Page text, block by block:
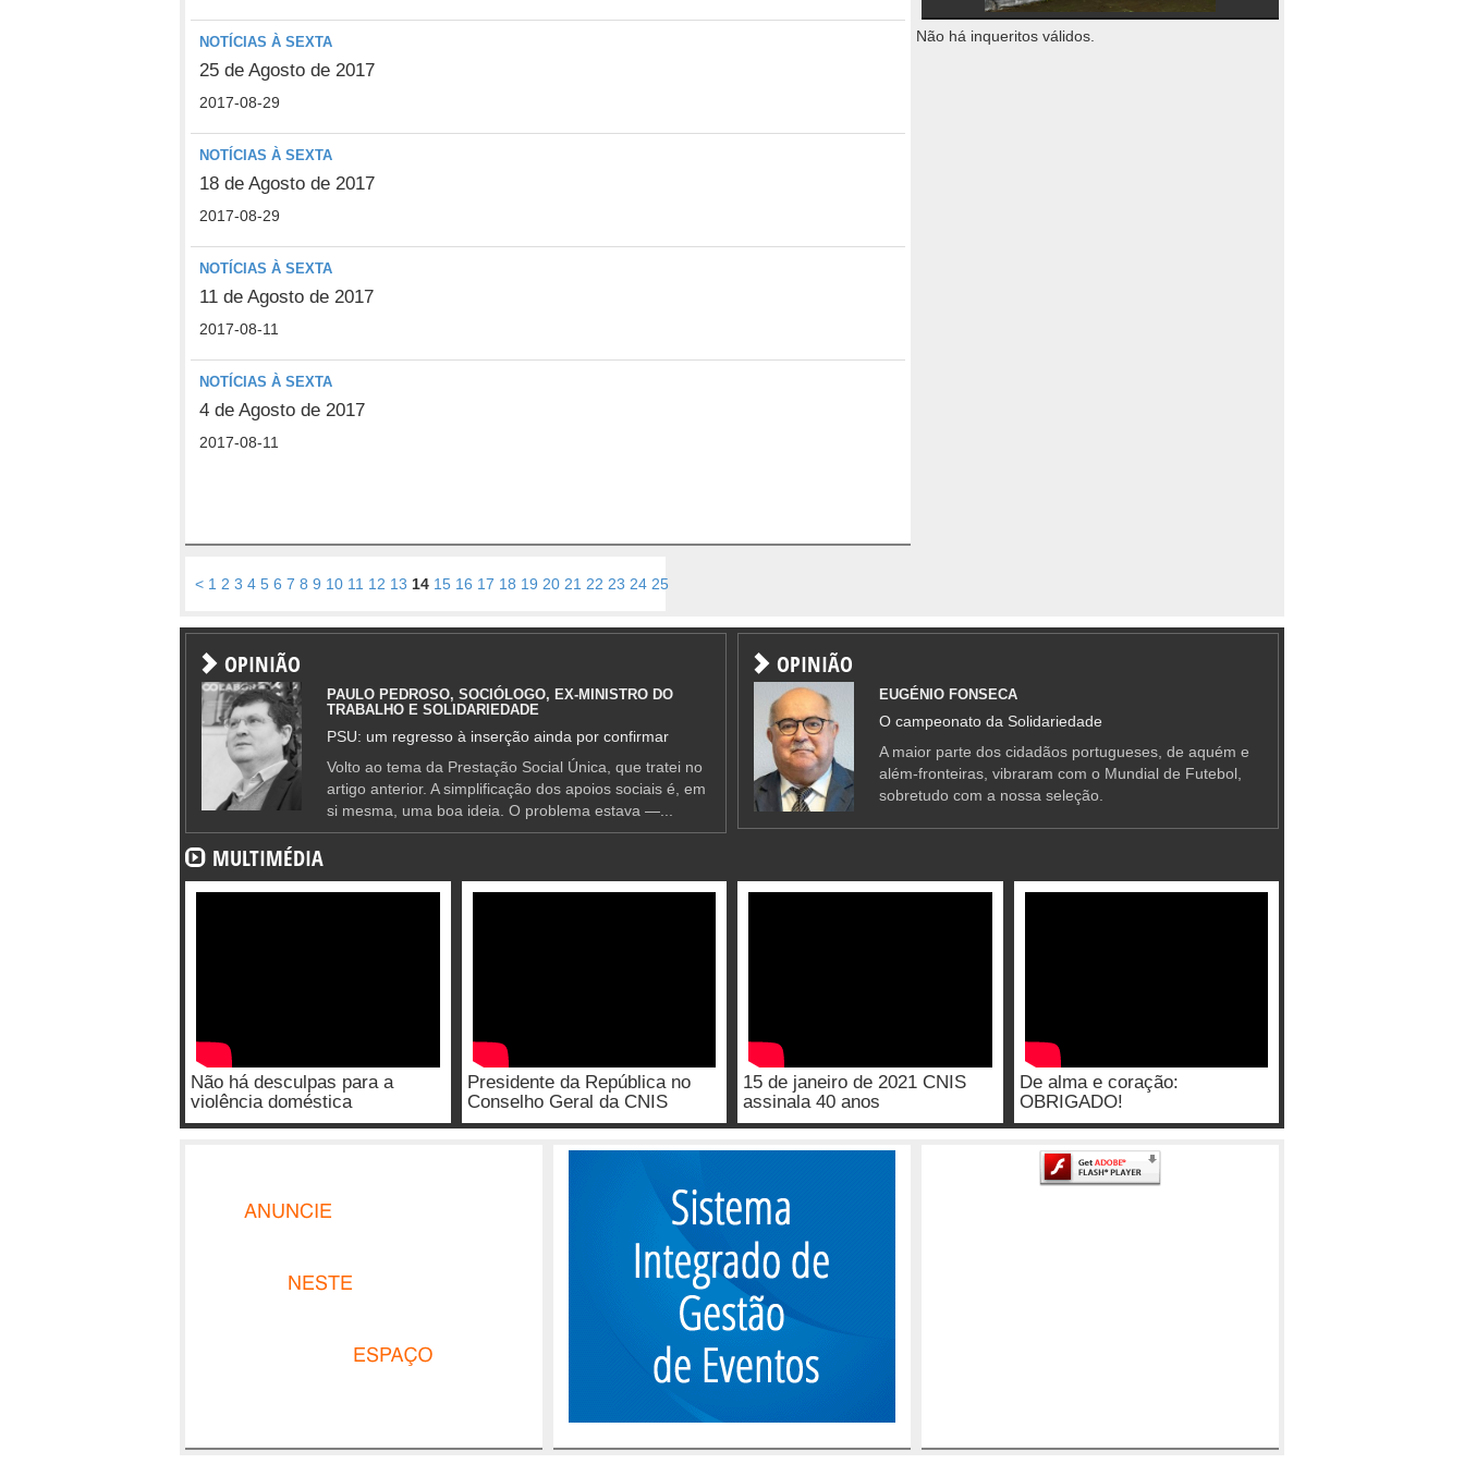
NOTÍCIAS À SEXTA
25 de Agosto de 2017
2017-08-29
NOTÍCIAS À SEXTA
18 de Agosto de 2017
2017-08-29
NOTÍCIAS À SEXTA
11 de Agosto de 2017
2017-08-11
NOTÍCIAS À SEXTA
4 de Agosto de 2017
2017-08-11
< 1 2 3 4 5 6 7 8 9 10 11 12 13 14 15 16 17 18 19 20 21 22 23 24 25
Não há inqueritos válidos.
OPINIÃO
PAULO PEDROSO, SOCIÓLOGO, EX-MINISTRO DO
TRABALHO E SOLIDARIEDADE
PSU: um regresso à inserção ainda por confirmar
Volto ao tema da Prestação Social Única, que tratei no
artigo anterior. A simplificação dos apoios sociais é, em
si mesma, uma boa ideia. O problema estava —...
OPINIÃO
EUGÉNIO FONSECA
O campeonato da Solidariedade
A maior parte dos cidadãos portugueses, de aquém e
além-fronteiras, vibraram com o Mundial de Futebol,
sobretudo com a nossa seleção.
MULTIMÉDIA
Não há desculpas para a
violência doméstica
Presidente da República no
Conselho Geral da CNIS
15 de janeiro de 2021 CNIS
assinala 40 anos
De alma e coração:
OBRIGADO!